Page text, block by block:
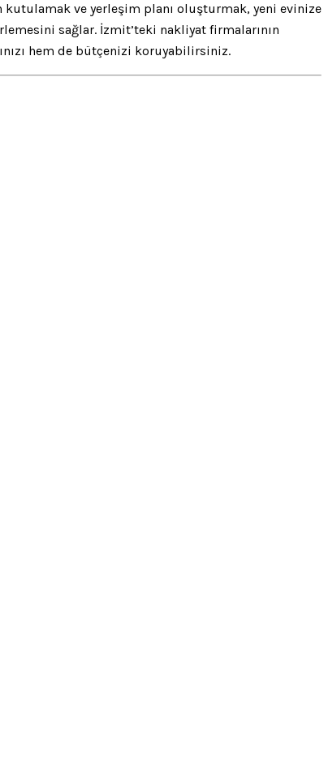
kutulamak ve yerleşim planı oluşturmak, yeni evinize
sağlar. İzmit’teki nakliyat firmalarının
hem de bütçenizi koruyabilirsiniz.